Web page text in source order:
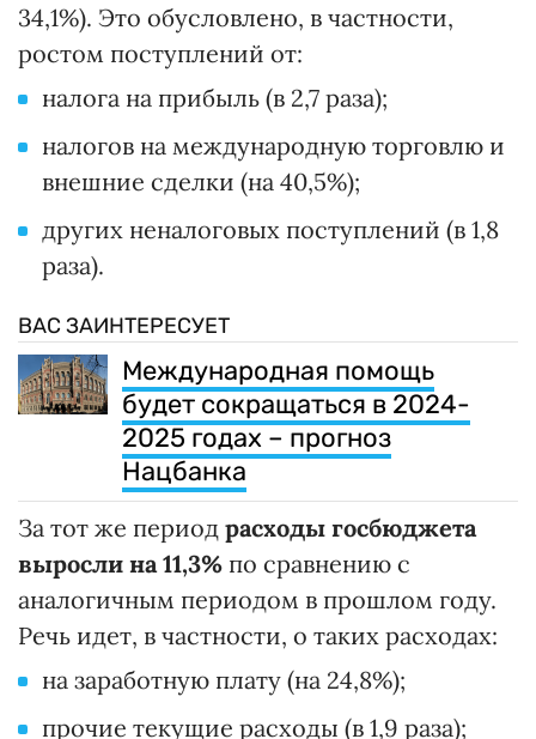
34,1%). Это обусловлено, в частности,
ростом поступлений от:
налога на прибыль (в 2,7 раза);
налогов на международную торговлю и
внешние сделки (на 40,5%);
других неналоговых поступлений (в 1,8
раза).
ВАС ЗАИНТЕРЕСУЕТ
Международная помощь
будет сокращаться в 2024-
2025 годах – прогноз
Нацбанка
За тот же период расходы госбюджета
выросли на 11,3% по сравнению с
аналогичным периодом в прошлом году.
Речь идет, в частности, о таких расходах:
на заработную плату (на 24,8%);
прочие текущие расходы (в 1,9 раза);